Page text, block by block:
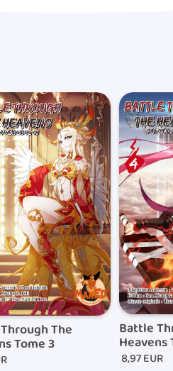
est expédiée, vous recevrez par
de suivre l’acheminement de
The
Tome 3
Battle
Heavens
8,97 EUR